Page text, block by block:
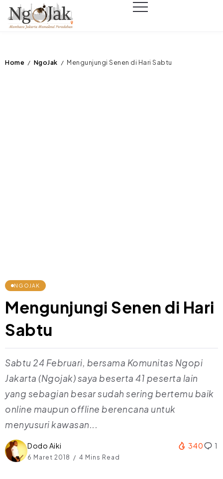
Home / NgoJak / Mengunjungi Senen di Hari Sabtu
NGOJAK
Mengunjungi Senen di Hari
Sabtu
Sabtu 24 Februari, bersama Komunitas Ngopi
Jakarta (Ngojak) saya beserta 41 peserta lain
yang sebagian besar sudah sering bertemu baik
online maupun offline berencana untuk
menyusuri kawasan...
Dodo Aiki
6 Maret 2018 4 Mins Read
340 1